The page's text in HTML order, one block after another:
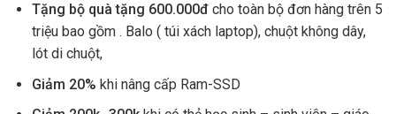
Tặng bộ quà tặng 600.000đ cho toàn bộ đơn hàng trên 5
triệu bao gồm . Balo ( túi xách laptop), chuột không dây,
lót di chuột,
Giảm 20% khi nâng cấp Ram-SSD